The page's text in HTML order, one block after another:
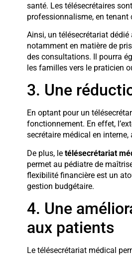
santé. Les télésecrétaires
professionnalisme, en
Ainsi, un télésecrétariat
notamment en matière de
des consultations. Il pourra
les familles vers le praticien
3. Une
En optant pour un
fonctionnement. En effet,
secrétaire médical en
De plus, le télésecrétariat
permet au pédiatre de
flexibilité financière est un
gestion budgétaire.
4. Une
aux patients
Le télésecrétariat médical